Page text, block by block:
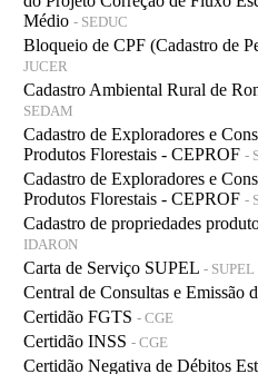
Médio - SEDUC
Bloqueio de CPF (Cadastro de
JUCER
Cadastro Ambiental Rural de
SEDAM
Cadastro de Exploradores e
Produtos Florestais - CEPROF -
Cadastro de Exploradores e
Produtos Florestais - CEPROF -
Cadastro de propriedades
IDARON
Carta de Serviço SUPEL - SUPEL
Central de Consultas e Emissão
Certidão FGTS - CGE
Certidão INSS - CGE
Certidão Negativa de Débitos